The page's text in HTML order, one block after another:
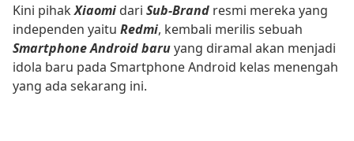
Kini pihakXiaomi dari Sub-Brand resmi mereka yang
independen yaitu Redmi, kembali merilis sebuah
Smartphone Android baruyang diramal akan menjadi
idola baru pada Smartphone Android kelas menengah
yang ada sekarang ini.